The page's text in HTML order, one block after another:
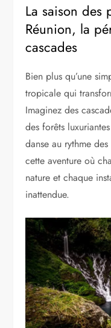
La saison des
Réunion, la
cascades
Bien plus qu’une
tropicale qui
Imaginez des
des forêts
danse au rythme
cette aventure où
nature et chaque
inattendue.